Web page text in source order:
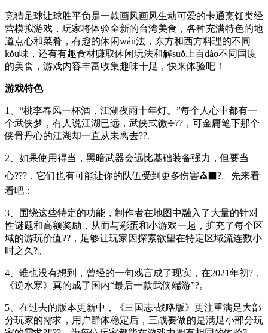
竞猜足球让球胜平负是一款画风画风生动可爱的卡通烹饪类经
营模拟游戏，玩家将体验全新的台湾美食，各种充满特色的地
道点心和菜肴，有趣的休闲wán法，东方和西方料理的不同
kǒu味，还有有趣食材赚取休闲玩法和解suǒ上百dào不同国度
的美食，游戏内容丰富收集趣味十足，快来体验吧！
游戏特色
1、“桃李春风一杯酒，江湖夜雨十年灯。”每个人心中都有一
个武侠梦，有人说江湖已远，武侠式微➗??，可金庸笔下那个
侠骨丹心的江湖却一直从未离去??。
2、如果使用得当，黑暗武器会远比基础装备强力，但要当
心???，它们也有可能让你的队伍受到更多伤害⛪⬛?。先来看
看吧：
3、围绕这些特定的功能，制作者在地图中融入了大量的针对
性谜题和高额奖励，从而与彩蛋和小游戏一起，扩充了每个区
域的游玩价值??，足够让玩家因探索欲望在特定区域流连数小
时之久?。
4、谁也没有想到，曾经的一句戏言成了现实，在2021年初?，
《逆水寒》真的成了国内“最后一款武侠端游”?。
5、在过去的版本更新中，《三国志·战略版》更注重满足大部
分玩家的需求，用户群体稳定后，三战要做的是满足小部分玩